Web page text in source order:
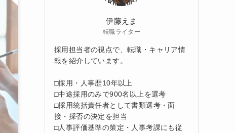
伊藤えま
転職ライター
採用担当者の視点で、転職・キャリア情
報を紹介しています。
□採用・人事歴10年以上
□中途採用のみで900名以上を選考
□採用統括責任者として書類選考・面
接・採否の決定を担当
□人事評価基準の策定・人事考課にも従